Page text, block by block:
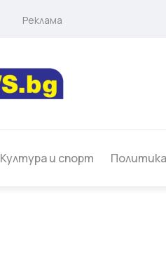
Реклама
Култура и спорт Политика